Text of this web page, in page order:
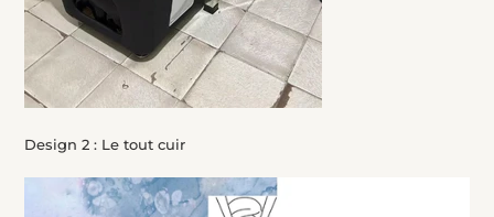
Design 2 : Le tout cuir